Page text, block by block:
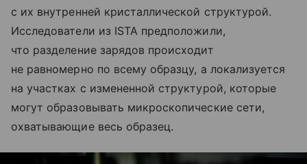
с их внутренней кристаллической структурой.
Исследователи из ISTA предположили,
что разделение зарядов происходит
не равномерно по всему образцу, а локализуется
на участках с измененной структурой, которые
могут образовывать микроскопические сети,
охватывающие весь образец.